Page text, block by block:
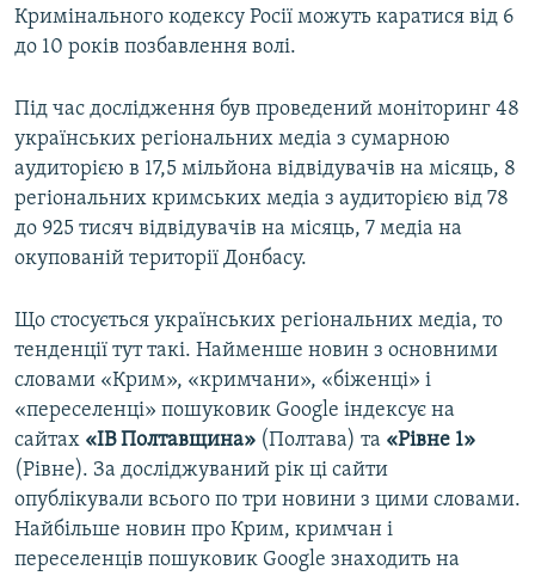
Кримінального кодексу Росії можуть каратися від 6
до 10 років позбавлення волі.
Під час дослідження був проведений моніторинг 48
українських регіональних медіа з сумарною
аудиторією в 17,5 мільйона відвідувачів на місяць, 8
регіональних кримських медіа з аудиторією від 78
до 925 тисяч відвідувачів на місяць, 7 медіа на
окупованій території Донбасу.
Що стосується українських регіональних медіа, то
тенденції тут такі. Найменше новин з основними
словами «Крим», «кримчани», «біженці» і
«переселенці» пошуковик Google індексує на
сайтах «ІВ Полтавщина» (Полтава) та «Рівне 1»
(Рівне). За досліджуваний рік ці сайти
опублікували всього по три новини з цими словами.
Найбільше новин про Крим, кримчан і
переселенців пошуковик Google знаходить на